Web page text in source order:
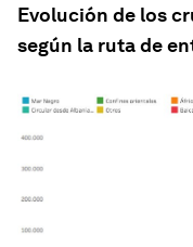
Evolución de los
según la ruta de